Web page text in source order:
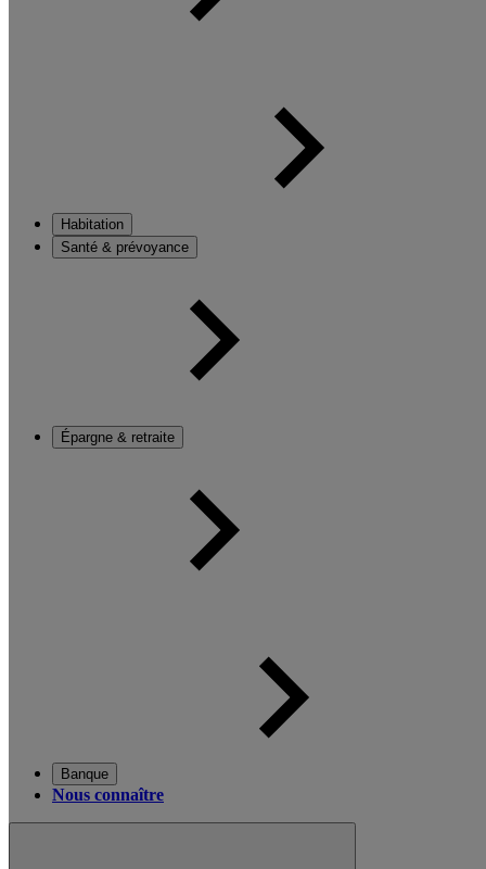
Habitation
Santé & prévoyance
Épargne & retraite
Banque
Nous connaître